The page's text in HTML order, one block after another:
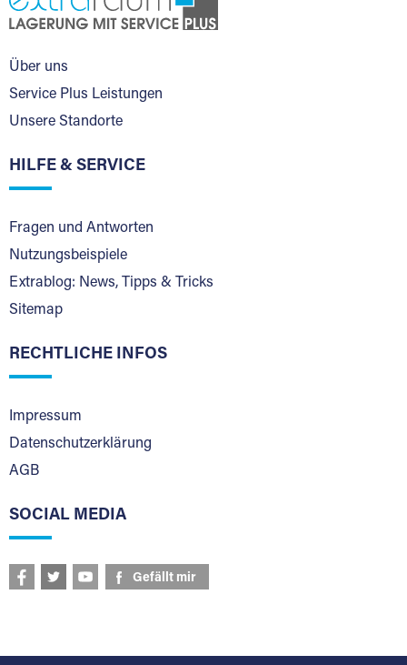
Über uns
Service Plus Leistungen
Unsere Standorte
HILFE & SERVICE
Fragen und Antworten
Nutzungsbeispiele
Extrablog: News, Tipps & Tricks
Sitemap
RECHTLICHE INFOS
Impressum
Datenschutzerklärung
AGB
SOCIAL MEDIA
Gefällt mir